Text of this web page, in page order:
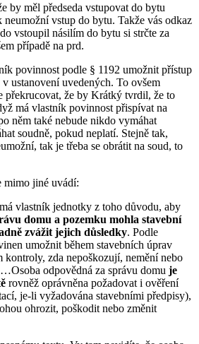
by měl předseda vstupovat do bytu
vstup do bytu. Takže vás odkaz
vstoupil násilím do bytu si strčte za
případě na prd.
povinnost podle § 1192 umožnit přístup
ustanovení uvedených. To ovšem
překrucovat, že by Krátký tvrdil, že to
má vlastník povinnost přispívat na
něm také nebude nikdo vymáhat
soudně, pokud neplatí. Stejně tak,
tak je třeba se obrátit na soud, to
mimo jiné uvádí:
vlastník jednotky z toho důvodu, aby
domu a pozemku mohla stavební
zvážit jejich důsledky. Podle
umožnit během stavebních úprav
kontroly, zda nepoškozují, nemění nebo
odpovědná za správu domu je
rovněž oprávněna požadovat i ověření
je-li vyžadována stavebními předpisy),
ohrozit, poškodit nebo změnit